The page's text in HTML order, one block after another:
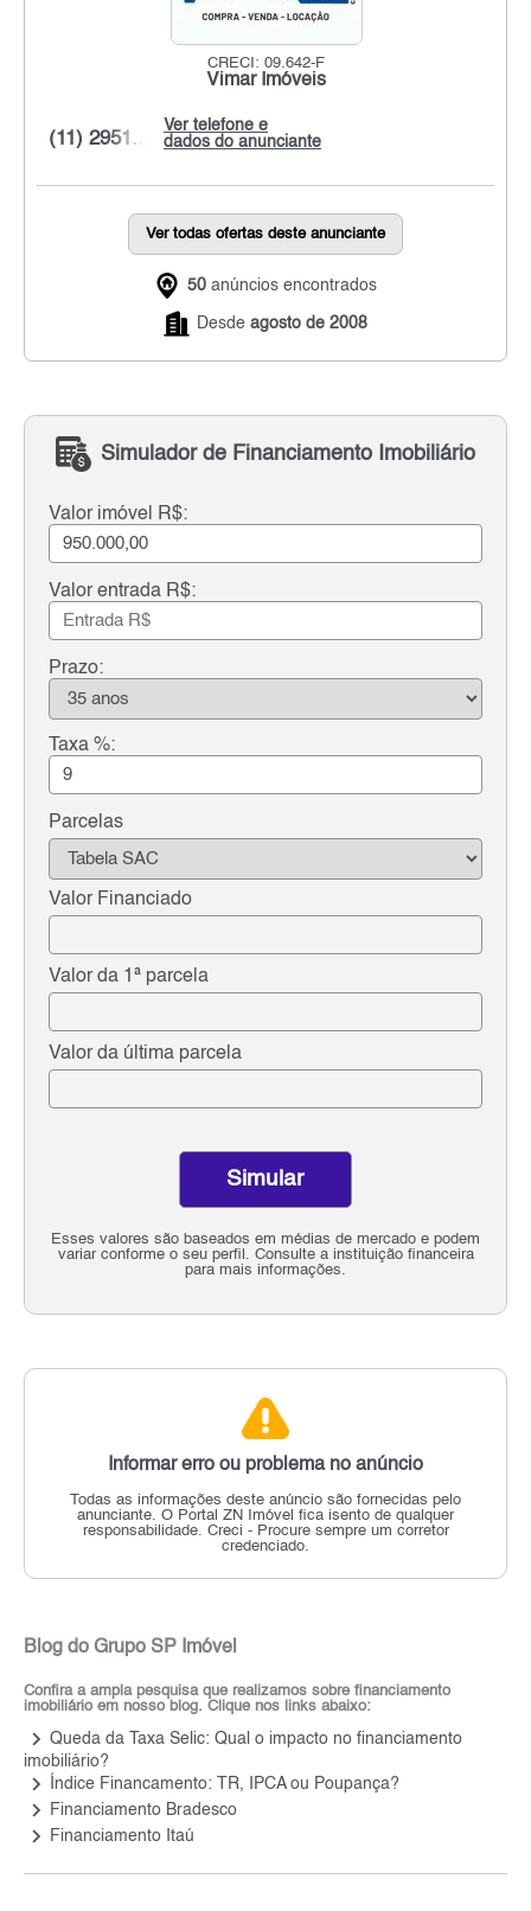
CRECI: 09.642-F
Vimar Imóveis
Ver telefone e
dados do anunciante
(11) 2951...
Ver todas ofertas deste anunciante
50 anúncios encontrados
Desde agosto de 2008
Simulador de Financiamento Imobiliário
Valor imóvel R$:
Valor entrada R$:
Prazo:
Taxa %:
Parcelas
Valor Financiado
Valor da 1ª parcela
Valor da última parcela
Esses valores são baseados em médias de mercado e podem
variar conforme o seu perfil. Consulte a instituição financeira
para mais informações.
Simular
Informar erro ou problema no anúncio
Todas as informações deste anúncio são fornecidas pelo
anunciante. O Portal ZN Imóvel fica isento de qualquer
responsabilidade. Creci - Procure sempre um corretor
credenciado.
Blog do Grupo SP Imóvel
Confira a ampla pesquisa que realizamos sobre financiamento
imobiliário em nosso blog. Clique nos links abaixo:
keyboard_arrow_right Queda da Taxa Selic: Qual o impacto no financiamento
imobiliário?
keyboard_arrow_right Índice Financamento: TR, IPCA ou Poupança?
keyboard_arrow_right Financiamento Bradesco
keyboard_arrow_right Financiamento Itaú